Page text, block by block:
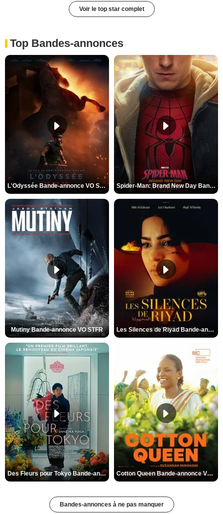
Voir le top star complet
Top Bandes-annonces
L'Odyssée Bande-annonce VO STFR Spider-Man: Brand New Day Bande-annonce VO STFR
Mutiny Bande-annonce VO STFR Les Silences de Riyad Bande-annonce VO STFR
Des Fleurs pour Tokyo Bande-annonce VO STFR Cotton Queen Bande-annonce VO STFR
Bandes-annonces à ne pas manquer